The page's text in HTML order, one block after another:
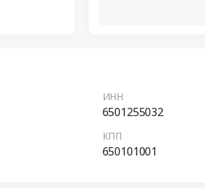
ИНН
6501255032
КПП
650101001